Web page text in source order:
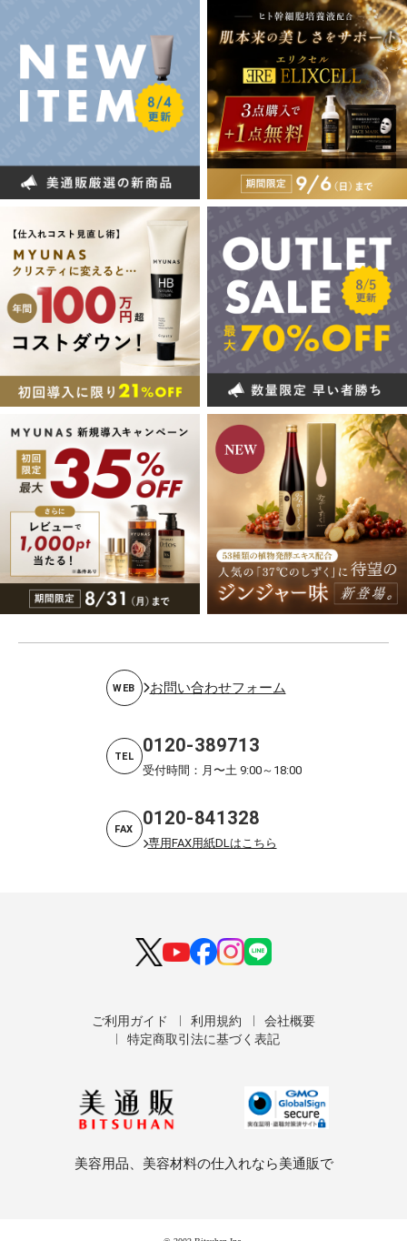
WEB お問い合わせフォーム
TEL 0120-389713
受付時間：月〜土 9:00～18:00
FAX 0120-841328
専用FAX用紙DLはこちら
ご利用ガイド 利用規約
会社概要
特定商取引法に基づく表記
美容用品、美容材料の仕入れなら美通販で